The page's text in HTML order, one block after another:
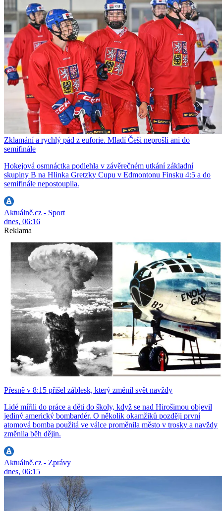
Zklamání a rychlý pád z euforie. Mladí Češi neprošli ani do
semifinále
Hokejová osmnáctka podlehla v závěrečném utkání základní
skupiny B na Hlinka Gretzky Cupu v Edmontonu Finsku 4:5 a do
semifinále nepostoupila.
Aktuálně.cz - Sport
dnes, 06:16
Reklama
Přesně v 8:15 přišel záblesk, který změnil svět navždy
Lidé mířili do práce a děti do školy, když se nad Hirošimou objevil
jediný americký bombardér. O několik okamžiků později první
atomová bomba použitá ve válce proměnila město v trosky a navždy
změnila běh dějin.
Aktuálně.cz - Zprávy
dnes, 06:15